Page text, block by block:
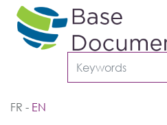
FR EN
Cookies management panel